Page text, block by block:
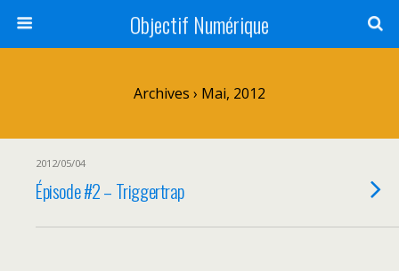
Objectif Numérique
Archives › Mai, 2012
2012/05/04
Épisode #2 – Triggertrap